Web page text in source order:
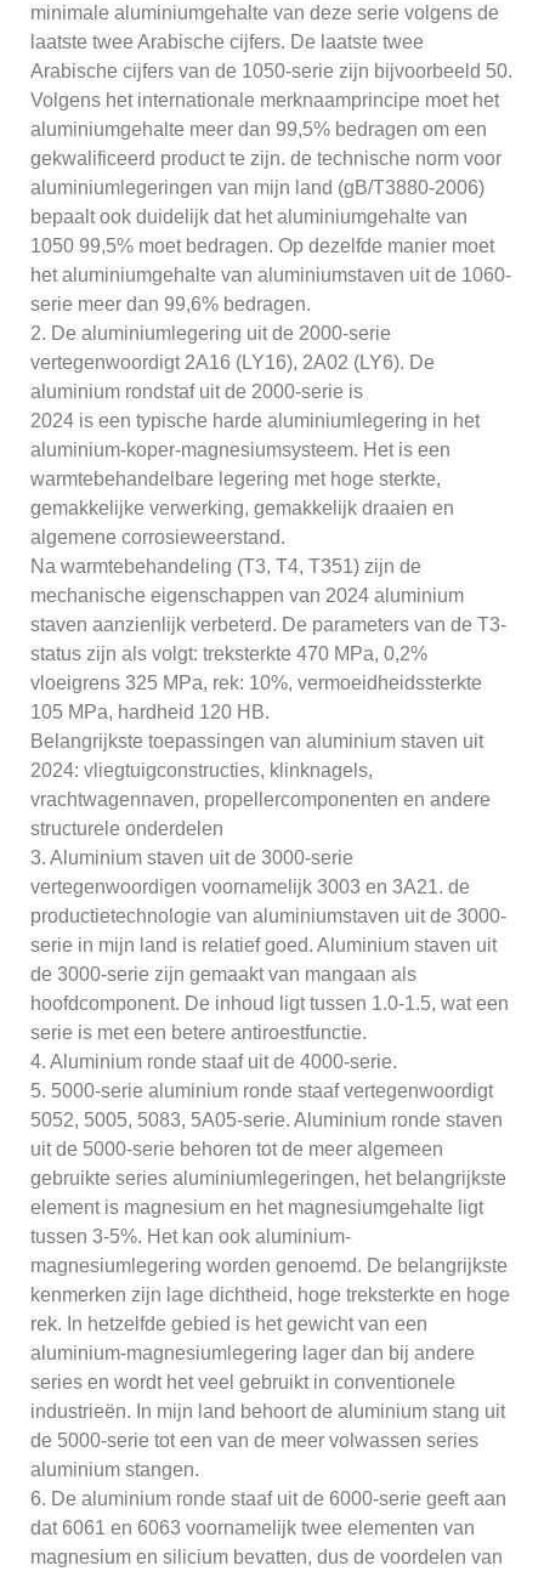
minimale aluminiumgehalte van deze serie volgens de
laatste twee Arabische cijfers. De laatste twee
Arabische cijfers van de 1050-serie zijn bijvoorbeeld 50.
Volgens het internationale merknaamprincipe moet het
aluminiumgehalte meer dan 99,5% bedragen om een ​​
gekwalificeerd product te zijn. de technische norm voor
aluminiumlegeringen van mijn land (gB/T3880-2006)
bepaalt ook duidelijk dat het aluminiumgehalte van
1050 99,5% moet bedragen. Op dezelfde manier moet
het aluminiumgehalte van aluminiumstaven uit de 1060-
serie meer dan 99,6% bedragen.
2. De aluminiumlegering uit de 2000-serie
vertegenwoordigt 2A16 (LY16), 2A02 (LY6). De
aluminium rondstaf uit de 2000-serie is
2024 is een typische harde aluminiumlegering in het
aluminium-koper-magnesiumsysteem. Het is een
warmtebehandelbare legering met hoge sterkte,
gemakkelijke verwerking, gemakkelijk draaien en
algemene corrosieweerstand.
Na warmtebehandeling (T3, T4, T351) zijn de
mechanische eigenschappen van 2024 aluminium
staven aanzienlijk verbeterd. De parameters van de T3-
status zijn als volgt: treksterkte 470 MPa, 0,2%
vloeigrens 325 MPa, rek: 10%, vermoeidheidssterkte
105 MPa, hardheid 120 HB.
Belangrijkste toepassingen van aluminium staven uit
2024: vliegtuigconstructies, klinknagels,
vrachtwagennaven, propellercomponenten en andere
structurele onderdelen
3. Aluminium staven uit de 3000-serie
vertegenwoordigen voornamelijk 3003 en 3A21. de
productietechnologie van aluminiumstaven uit de 3000-
serie in mijn land is relatief goed. Aluminium staven uit
de 3000-serie zijn gemaakt van mangaan als
hoofdcomponent. De inhoud ligt tussen 1.0-1.5, wat een
serie is met een betere antiroestfunctie.
4. Aluminium ronde staaf uit de 4000-serie.
5. 5000-serie aluminium ronde staaf vertegenwoordigt
5052, 5005, 5083, 5A05-serie. Aluminium ronde staven
uit de 5000-serie behoren tot de meer algemeen
gebruikte series aluminiumlegeringen, het belangrijkste
element is magnesium en het magnesiumgehalte ligt
tussen 3-5%. Het kan ook aluminium-
magnesiumlegering worden genoemd. De belangrijkste
kenmerken zijn lage dichtheid, hoge treksterkte en hoge
rek. In hetzelfde gebied is het gewicht van een
aluminium-magnesiumlegering lager dan bij andere
series en wordt het veel gebruikt in conventionele
industrieën. In mijn land behoort de aluminium stang uit
de 5000-serie tot een van de meer volwassen series
aluminium stangen.
6. De aluminium ronde staaf uit de 6000-serie geeft aan
dat 6061 en 6063 voornamelijk twee elementen van
magnesium en silicium bevatten, dus de voordelen van